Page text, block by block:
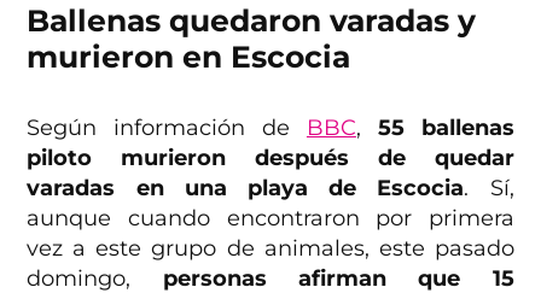
Ballenas quedaron varadas y
murieron en Escocia
Según información de BBC, 55 ballenas
piloto murieron después de quedar
varadas en una playa de Escocia. Sí,
aunque cuando encontraron por primera
vez a este grupo de animales, este pasado
domingo, personas afirman que 15